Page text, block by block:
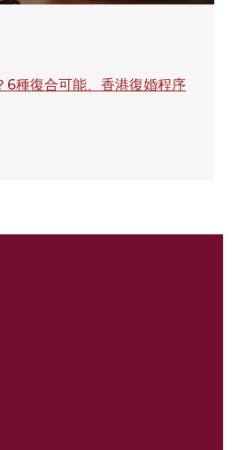
6種復合可能、香港復婚程序